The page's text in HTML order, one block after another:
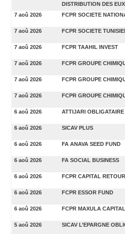
DISTRIBUTION DES EUX
7 aoû 2026
FCPR SOCIETE
7 aoû 2026 FCPR SOCIETE
7 aoû 2026 FCPR TAAHIL INVEST
7 aoû 2026 FCPR GROUPE
7 aoû 2026 FCPR GROUPE
7 aoû 2026 FCPR GROUPE
6 aoû 2026 ATTIJARI OBLIGATAIRE
6 aoû 2026 SICAV PLUS
6 aoû 2026 FA ANAVA SEED FUND
6 aoû 2026 FA SOCIAL BUSINESS
6 aoû 2026 FCPR CAPITAL
6 aoû 2026 FCPR ESSOR FUND
6 aoû 2026 FCPR MAXULA
5 aoû 2026 SICAV L’EPARGNE